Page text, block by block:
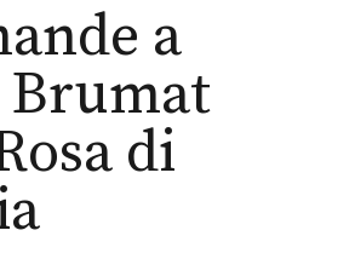
a
Brumat
di